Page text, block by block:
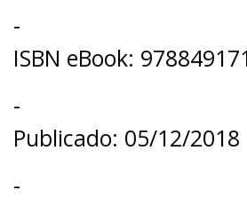
-
ISBN eBook:
-
Publicado: 05/12/2018
-